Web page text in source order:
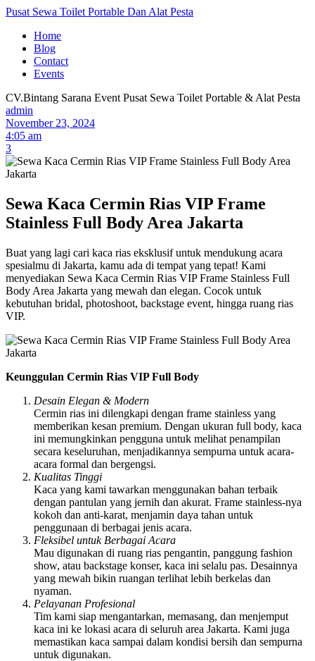
Pusat Sewa Toilet Portable Dan Alat Pesta
Home
Blog
Contact
Events
CV.Bintang Sarana Event Pusat Sewa Toilet Portable & Alat Pesta
admin
November 23, 2024
4:05 am
3
Sewa Kaca Cermin Rias VIP Frame
Stainless Full Body Area Jakarta
Buat yang lagi cari kaca rias eksklusif untuk mendukung acara
spesialmu di Jakarta, kamu ada di tempat yang tepat! Kami
menyediakan Sewa Kaca Cermin Rias VIP Frame Stainless Full
Body Area Jakarta yang mewah dan elegan. Cocok untuk
kebutuhan bridal, photoshoot, backstage event, hingga ruang rias
VIP.
Keunggulan Cermin Rias VIP Full Body
Desain Elegan & Modern
Cermin rias ini dilengkapi dengan frame stainless yang
memberikan kesan premium. Dengan ukuran full body, kaca
ini memungkinkan pengguna untuk melihat penampilan
secara keseluruhan, menjadikannya sempurna untuk acara-
acara formal dan bergengsi.
Kualitas Tinggi
Kaca yang kami tawarkan menggunakan bahan terbaik
dengan pantulan yang jernih dan akurat. Frame stainless-nya
kokoh dan anti-karat, menjamin daya tahan untuk
penggunaan di berbagai jenis acara.
Fleksibel untuk Berbagai Acara
Mau digunakan di ruang rias pengantin, panggung fashion
show, atau backstage konser, kaca ini selalu pas. Desainnya
yang mewah bikin ruangan terlihat lebih berkelas dan
nyaman.
Pelayanan Profesional
Tim kami siap mengantarkan, memasang, dan menjemput
kaca ini ke lokasi acara di seluruh area Jakarta. Kami juga
memastikan kaca sampai dalam kondisi bersih dan sempurna
untuk digunakan.